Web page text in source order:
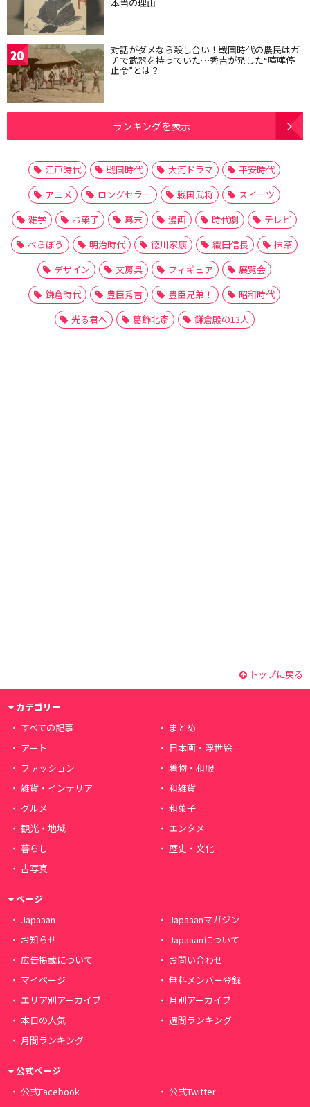
本当の理由
20 対話がダメなら殺し合い！戦国時代の農民はガ
チで武器を持っていた…秀吉が発した“喧嘩停
止令”とは？
ランキングを表示
江戸時代 戦国時代 大河ドラマ
平安時代
アニメ
ロングセラー 戦国武将
スイーツ
雑学
お菓子 幕末 漫画 時代劇
テレビ
べらぼう
明治時代 徳川家康 織田信長
抹茶
デザイン
文房具 フィギュア
展覧会
鎌倉時代
豊臣秀吉 豊臣兄弟！
昭和時代
光る君へ
葛飾北斎 鎌倉殿の13人
トップに戻る
カテゴリー
すべての記事
まとめ
アート
日本画・浮世絵
ファッション
着物・和服
雑貨・インテリア
和雑貨
グルメ
和菓子
観光・地域
エンタメ
暮らし
歴史・文化
古写真
ページ
Japaaan
Japaaanマガジン
お知らせ
Japaaanについて
広告掲載について
お問い合わせ
マイページ
無料メンバー登録
エリア別アーカイブ
月別アーカイブ
本日の人気
週間ランキング
月間ランキング
公式ページ
公式Facebook
公式Twitter